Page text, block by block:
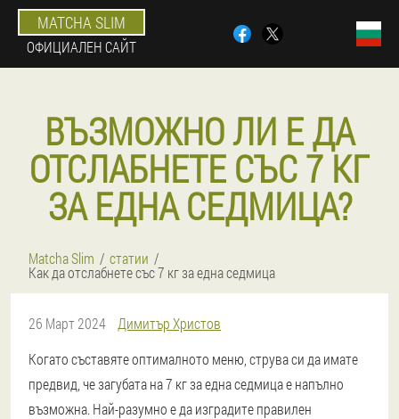
MATCHA SLIM
ОФИЦИАЛЕН САЙТ
ВЪЗМОЖНО ЛИ Е ДА
ОТСЛАБНЕТЕ СЪС 7 КГ
ЗА ЕДНА СЕДМИЦА?
Matcha Slim статии
Как да отслабнете със 7 кг за една седмица
26 Март 2024
Димитър Христов
Когато съставяте оптималното меню, струва си да имате
предвид, че загубата на 7 кг за една седмица е напълно
възможна. Най-разумно е да изградите правилен